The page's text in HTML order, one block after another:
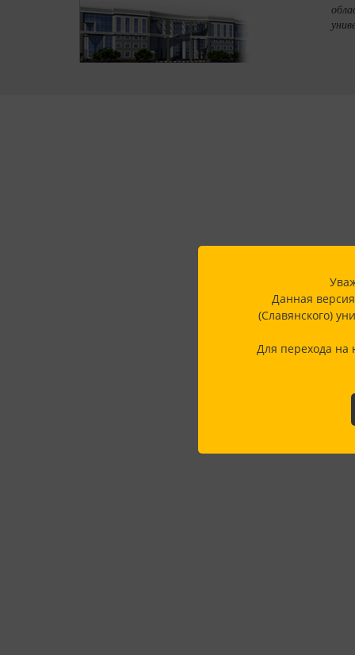
Данная
(Славянского)
Для перехода на